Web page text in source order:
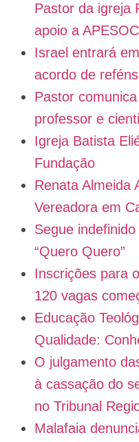
Pastor da igreja
apoio a
Israel entrará
acordo de
Pastor
professor e
Igreja Batista
Fundação
Renata Almeida
Vereadora em
Segue
“Quero Quero”
Inscrições para
120 vagas
Educação
Qualidade:
O julgamento
à cassação do
no Tribunal
Malafaia